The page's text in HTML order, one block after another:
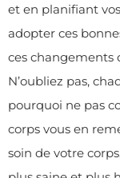
et en planifiant
adopter ces
ces changements
N’oubliez pas,
pourquoi ne pas
corps vous en
soin de votre